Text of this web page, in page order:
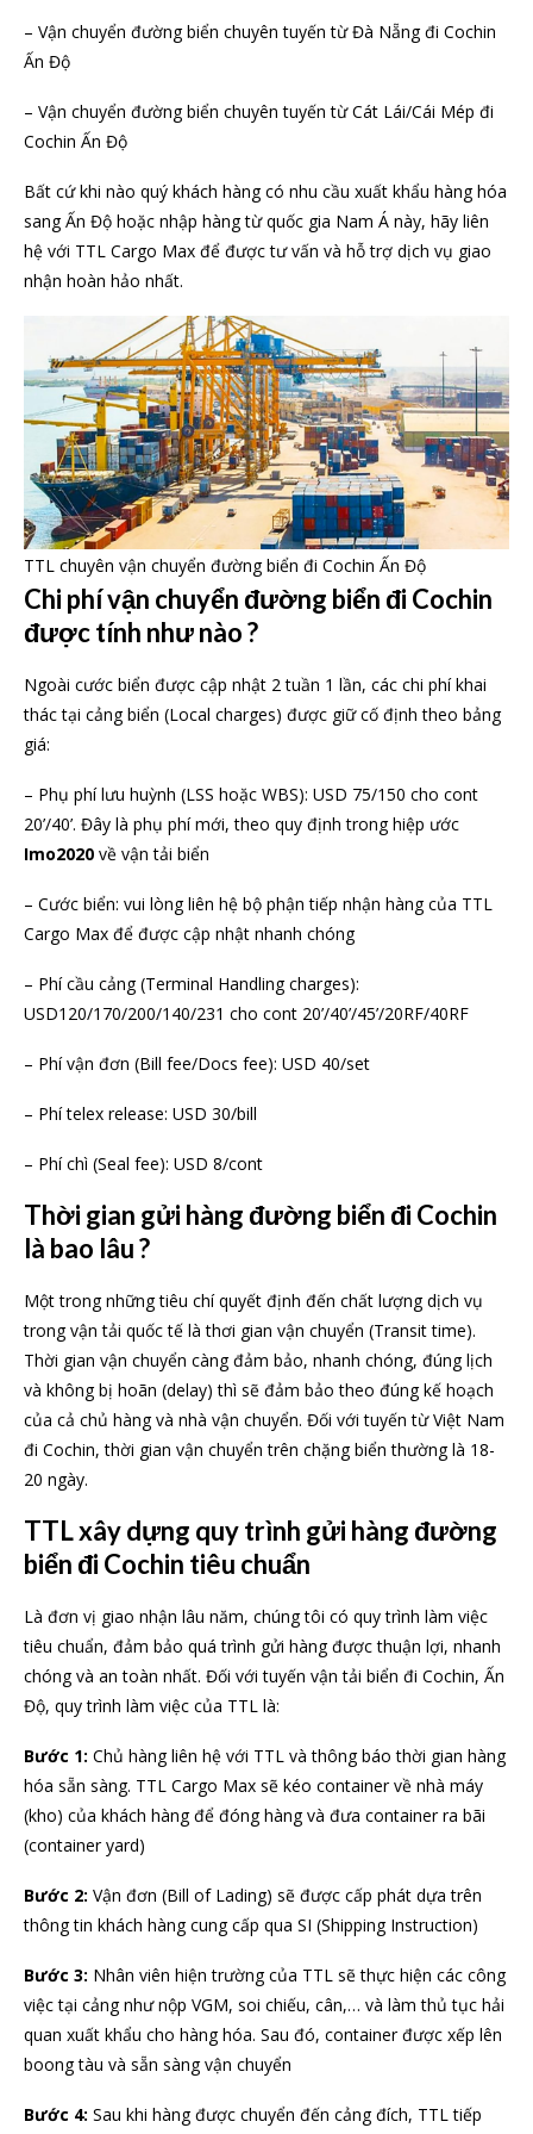
– Vận chuyển đường biển chuyên tuyến từ Đà Nẵng đi Cochin
Ấn Độ
– Vận chuyển đường biển chuyên tuyến từ Cát Lái/Cái Mép đi
Cochin Ấn Độ
Bất cứ khi nào quý khách hàng có nhu cầu xuất khẩu hàng hóa
sang Ấn Độ hoặc nhập hàng từ quốc gia Nam Á này, hãy liên
hệ với TTL Cargo Max để được tư vấn và hỗ trợ dịch vụ giao
nhận hoàn hảo nhất.
TTL chuyên vận chuyển đường biển đi Cochin Ấn Độ
Chi phí vận chuyển đường biển đi Cochin
được tính như nào ?
Ngoài cước biển được cập nhật 2 tuần 1 lần, các chi phí khai
thác tại cảng biển (Local charges) được giữ cố định theo bảng
giá:
– Phụ phí lưu huỳnh (LSS hoặc WBS): USD 75/150 cho cont
20’/40’. Đây là phụ phí mới, theo quy định trong hiệp ước
Imo2020 về vận tải biển
– Cước biển: vui lòng liên hệ bộ phận tiếp nhận hàng của TTL
Cargo Max để được cập nhật nhanh chóng
– Phí cầu cảng (Terminal Handling charges):
USD120/170/200/140/231 cho cont 20’/40’/45’/20RF/40RF
– Phí vận đơn (Bill fee/Docs fee): USD 40/set
– Phí telex release: USD 30/bill
– Phí chì (Seal fee): USD 8/cont
Thời gian gửi hàng đường biển đi Cochin
là bao lâu ?
Một trong những tiêu chí quyết định đến chất lượng dịch vụ
trong vận tải quốc tế là thơi gian vận chuyển (Transit time).
Thời gian vận chuyển càng đảm bảo, nhanh chóng, đúng lịch
và không bị hoãn (delay) thì sẽ đảm bảo theo đúng kế hoạch
của cả chủ hàng và nhà vận chuyển. Đối với tuyến từ Việt Nam
đi Cochin, thời gian vận chuyển trên chặng biển thường là 18-
20 ngày.
TTL xây dựng quy trình gửi hàng đường
biển đi Cochin tiêu chuẩn
Là đơn vị giao nhận lâu năm, chúng tôi có quy trình làm việc
tiêu chuẩn, đảm bảo quá trình gửi hàng được thuận lợi, nhanh
chóng và an toàn nhất. Đối với tuyến vận tải biển đi Cochin, Ấn
Độ, quy trình làm việc của TTL là:
Bước 1: Chủ hàng liên hệ với TTL và thông báo thời gian hàng
hóa sẵn sàng. TTL Cargo Max sẽ kéo container về nhà máy
(kho) của khách hàng để đóng hàng và đưa container ra bãi
(container yard)
Bước 2: Vận đơn (Bill of Lading) sẽ được cấp phát dựa trên
thông tin khách hàng cung cấp qua SI (Shipping Instruction)
Bước 3: Nhân viên hiện trường của TTL sẽ thực hiện các công
việc tại cảng như nộp VGM, soi chiếu, cân,… và làm thủ tục hải
quan xuất khẩu cho hàng hóa. Sau đó, container được xếp lên
boong tàu và sẵn sàng vận chuyển
Bước 4: Sau khi hàng được chuyển đến cảng đích, TTL tiếp